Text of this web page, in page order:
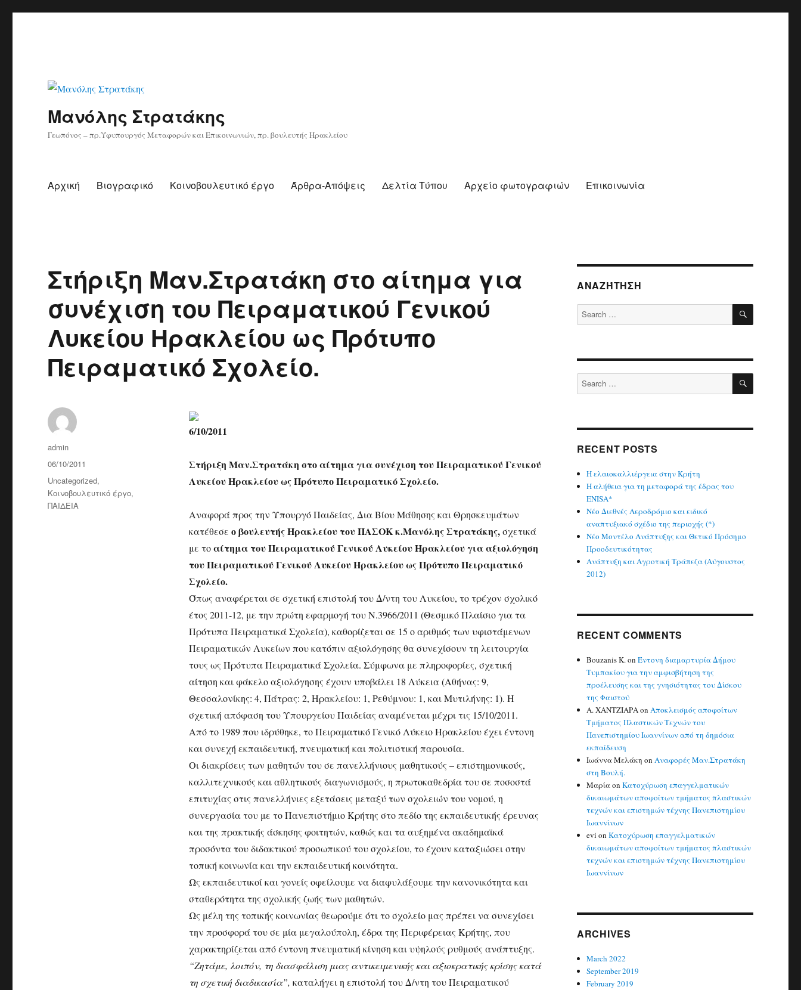
Μανόλης Στρατάκης
Γεωπόνος – πρ.Υφυπουργός Μεταφορών και Επικοινωνιών, πρ. βουλευτής Ηρακλείου
Αρχική Βιογραφικό Κοινοβουλευτικό έργο Άρθρα-Απόψεις Δελτία Τύπου Αρχείο φωτογραφιών Επικοινωνία
Στήριξη Μαν.Στρατάκη στο αίτημα για
συνέχιση του Πειραματικού Γενικού
Λυκείου Ηρακλείου ως Πρότυπο
Πειραματικό Σχολείο.
6/10/2011
Στήριξη Μαν.Στρατάκη στο αίτημα για συνέχιση του Πειραματικού Γενικού
Λυκείου Ηρακλείου ως Πρότυπο Πειραματικό Σχολείο.
Αναφορά προς την Υπουργό Παιδείας, Δια Βίου Μάθησης και Θρησκευμάτων
κατέθεσε ο βουλευτής Ηρακλείου του ΠΑΣΟΚ κ.Μανόλης Στρατάκης,σχετικά
με τοαίτημα του Πειραματικού Γενικού Λυκείου Ηρακλείου για αξιολόγηση
του Πειραματικού Γενικού Λυκείου Ηρακλείου ως Πρότυπο Πειραματικό
Σχολείο.
Όπως αναφέρεται σε σχετική επιστολή του Δ/ντη του Λυκείου, το τρέχον σχολικό
έτος 2011-12, με την πρώτη εφαρμογή του Ν.3966/2011 (Θεσμικό Πλαίσιο για τα
Πρότυπα Πειραματικά Σχολεία), καθορίζεται σε 15 ο αριθμός των υφιστάμενων
Πειραματικών Λυκείων που κατόπιν αξιολόγησης θα συνεχίσουν τη λειτουργία
τους ως Πρότυπα Πειραματικά Σχολεία. Σύμφωνα με πληροφορίες, σχετική
αίτηση και φάκελο αξιολόγησης έχουν υποβάλει 18 Λύκεια (Αθήνας: 9,
Θεσσαλονίκης: 4, Πάτρας: 2, Ηρακλείου: 1, Ρεθύμνου: 1, και Μυτιλήνης: 1). Η
σχετική απόφαση του Υπουργείου Παιδείας αναμένεται μέχρι τις 15/10/2011.
Από το 1989 που ιδρύθηκε, το Πειραματικό Γενικό Λύκειο Ηρακλείου έχει έντονη
και συνεχή εκπαιδευτική, πνευματική και πολιτιστική παρουσία.
Οι διακρίσεις των μαθητών του σε πανελλήνιους μαθητικούς – επιστημονικούς,
καλλιτεχνικούς και αθλητικούς διαγωνισμούς, η πρωτοκαθεδρία του σε ποσοστά
επιτυχίας στις πανελλήνιες εξετάσεις μεταξύ των σχολειών του νομού, η
συνεργασία του με το Πανεπιστήμιο Κρήτης στο πεδίο της εκπαιδευτικής έρευνας
και της πρακτικής άσκησης φοιτητών, καθώς και τα αυξημένα ακαδημαϊκά
προσόντα του διδακτικού προσωπικού του σχολείου, το έχουν καταξιώσει στην
τοπική κοινωνία και την εκπαιδευτική κοινότητα.
Ως εκπαιδευτικοί και γονείς οφείλουμε να διαφυλάξουμε την κανονικότητα και
σταθερότητα της σχολικής ζωής των μαθητών.
Ως μέλη της τοπικής κοινωνίας θεωρούμε ότι το σχολείο μας πρέπει να συνεχίσει
την προσφορά του σε μία μεγαλούπολη, έδρα της Περιφέρειας Κρήτης, που
χαρακτηρίζεται από έντονη πνευματική κίνηση και υψηλούς ρυθμούς ανάπτυξης.
“Ζητάμε, λοιπόν, τη διασφάλιση μιας αντικειμενικής και αξιοκρατικής κρίσης κατά
τη σχετική διαδικασία”, καταλήγει η επιστολή του Δ/ντη του Πειραματικού
Author
admin
Posted
on
06/10/2011
Categories
Uncategorized,
Κοινοβουλευτικό έργο,
ΠΑΙΔΕΙΑ
ΑΝΑΖΉΤΗΣΗ
Search
for:
SEARCH
Search
for:
SEARCH
RECENT POSTS
Η ελαιοκαλλιέργεια στην Κρήτη
Η αλήθεια για τη μεταφορά της έδρας του
ENISA*
Νέο Διεθνές Αεροδρόμιο και ειδικό
αναπτυξιακό σχέδιο της περιοχής (*)
Νέο Μοντέλο Ανάπτυξης και Θετικό Πρόσημο
Προοδευτικότητας
Ανάπτυξη και Αγροτική Τράπεζα (Αύγουστος
2012)
RECENT COMMENTS
Bouzanis K.onΈντονη διαμαρτυρία Δήμου
Τυμπακίου για την αμφισβήτηση της
προέλευσης και της γνησιότητας του Δίσκου
της Φαιστού
Α. ΧΑΝΤΖΙΑΡΑonΑποκλεισμός αποφοίτων
Τμήματος Πλαστικών Τεχνών του
Πανεπιστημίου Ιωαννίνων από τη δημόσια
εκπαίδευση
Ιωάννα Μελάκη onΑναφορές Μαν.Στρατάκη
στη Βουλή.
ΜαρίαonΚατοχύρωση επαγγελματικών
δικαιωμάτων αποφοίτων τμήματος πλαστικών
τεχνών και επιστημών τέχνης Πανεπιστημίου
Ιωαννίνων
evi onΚατοχύρωση επαγγελματικών
δικαιωμάτων αποφοίτων τμήματος πλαστικών
τεχνών και επιστημών τέχνης Πανεπιστημίου
Ιωαννίνων
ARCHIVES
March 2022
September 2019
February 2019